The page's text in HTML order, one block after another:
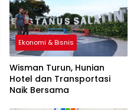
Ekonomi & Bisnis
Wisman Turun, Hunian
Hotel dan Transportasi
Naik Bersama